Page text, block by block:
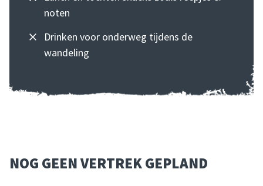
noten
Drinken voor onderweg tijdens de
wandeling
NOG GEEN VERTREK GEPLAND